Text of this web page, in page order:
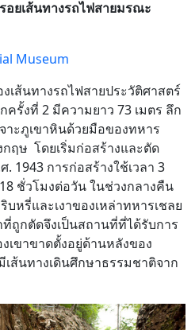
ยเส้นทางรถไฟสายมรณะ
Museum
เส้นทางรถไฟสายประวัติศาสตร์
รั้งที่ 2 มีความยาว 73 เมตร ลึก
จาะภูเขาหินด้วยมือของทหาร
กฤษ โดยเริ่มก่อสร้างและตัด
. 1943 การก่อสร้างใช้เวลา 3
ชั่วโมงต่อวัน ในช่วงกลางคืน
บหรี่และเงาของเหล่าทหารเชลย
ถูกตัดจึงเป็นสถานที่ที่ได้รับการ
ขาขาดตั้งอยู่ด้านหลังของ
ส้นทางเดินศึกษาธรรมชาติจาก